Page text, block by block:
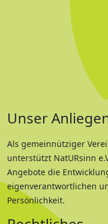
Unser
Als gemeinnütziger
unterstützt NatURsinn
Angebote die
eigenverantwortlichen
Persönlichkeit.